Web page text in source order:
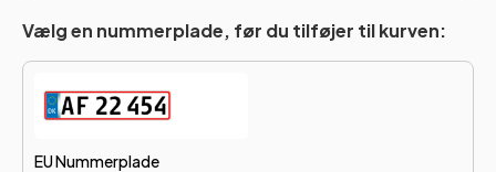
Vælg en nummerplade, før du tilføjer til kurven:
EU Nummerplade